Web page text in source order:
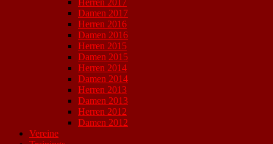
Herren 2017
Damen 2017
Herren 2016
Damen 2016
Herren 2015
Damen 2015
Herren 2014
Damen 2014
Herren 2013
Damen 2013
Herren 2012
Damen 2012
Vereine